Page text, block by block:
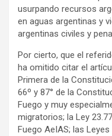
usurpando recursos
en aguas argentinas y
argentinas civiles y
Por cierto, que el
ha omitido citar el
Primera de la
66º y 87° de la
Fuego y muy
migratorios; la Ley
Fuego AeIAS; las